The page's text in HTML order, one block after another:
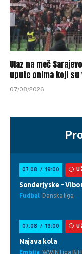
Ulaz na meč
upute onima koji
07/08/2026